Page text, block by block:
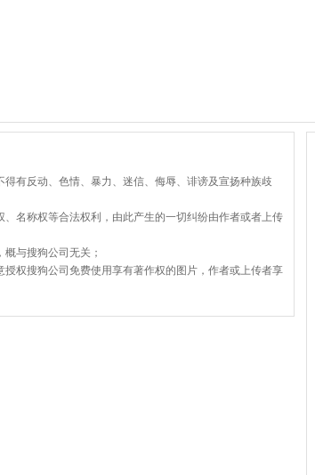
有反动、色情、暴力、迷信、侮辱、诽谤及宣扬种族歧
名称权等合法权利，由此产生的一切纠纷由作者或者上传
与搜狗公司无关；
权搜狗公司免费使用享有著作权的图片，作者或上传者享